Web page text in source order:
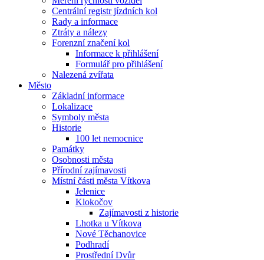
Centrální registr jízdních kol
Rady a informace
Ztráty a nálezy
Forenzní značení kol
Informace k přihlášení
Formulář pro přihlášení
Nalezená zvířata
Město
Základní informace
Lokalizace
Symboly města
Historie
100 let nemocnice
Památky
Osobnosti města
Přírodní zajímavosti
Místní části města Vítkova
Jelenice
Klokočov
Zajímavosti z historie
Lhotka u Vítkova
Nové Těchanovice
Podhradí
Prostřední Dvůr